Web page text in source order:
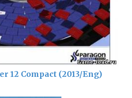
12 Compact (2013/Eng)